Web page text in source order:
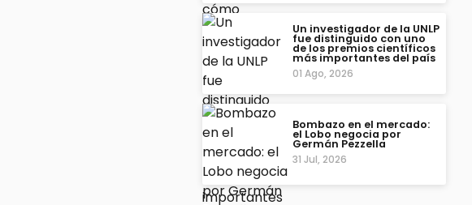
Un investigador de la UNLP
fue distinguido con uno
de los premios científicos
más importantes del país
01 Ago, 2026
Bombazo en el mercado:
el Lobo negocia por
Germán Pezzella
31 Jul, 2026